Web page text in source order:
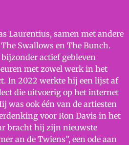
Laurentius, samen met andere
Swallows en The Bunch.
actief gebleven
met zowel werk in het
In 2022 werkte hij een lijst af
die uitvoerig op het internet
was ook één van de artiesten
voor Ron Davis in het
bracht hij zijn nieuwste
an de Twiens”, een ode aan